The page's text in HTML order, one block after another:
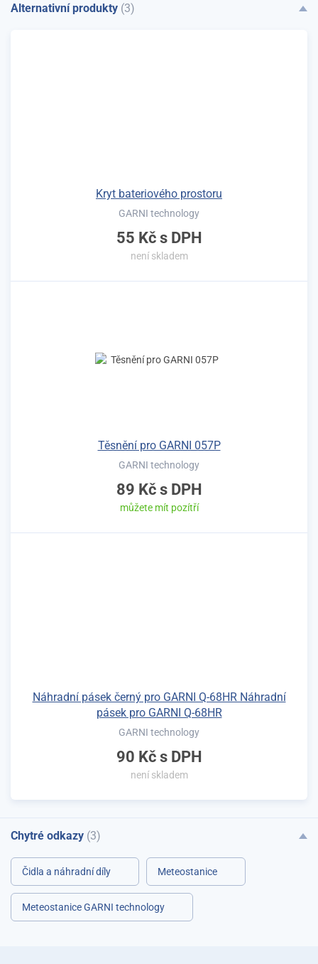
Alternativní produkty (3)
Kryt bateriového prostoru
GARNI technology
55 Kč s DPH
není skladem
Těsnění pro GARNI 057P
GARNI technology
89 Kč s DPH
můžete mít pozítří
Náhradní pásek černý pro GARNI Q-68HR Náhradní
pásek pro GARNI Q-68HR
GARNI technology
90 Kč s DPH
není skladem
Chytré odkazy (3)
Čidla a náhradní díly Meteostanice
Meteostanice GARNI technology